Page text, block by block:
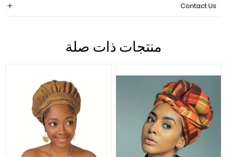
Contact Us
منتجات ذات صلة